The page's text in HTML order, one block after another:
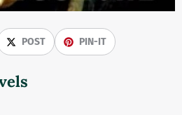
POST PIN-IT